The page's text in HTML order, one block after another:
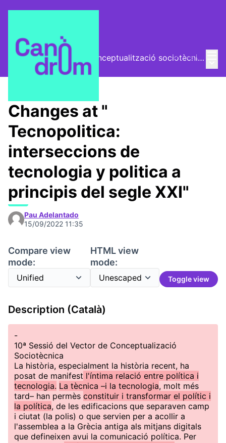
Log inEl Vector (vector de conceptualització sociotècnica)
Trobades
Changes at "
Tecnopolitica:
interseccions de
tecnologia y politica a
principis del segle XXI"
Pau Adelantado
15/09/2022 11:35
Compare view
mode:
HTML view
mode:
Toggle view
Description (Català)
-
10ª Sessió del Vector de Conceptualizació
Sociotècnica
La història, especialment la història recent, ha
posat de manifest l'íntima relació entre política i
tecnologia. La tècnica –i la tecnologia, molt més
tard– han permès constituir i transformar el polític i
la política, de les edificacions que separaven camp
i ciutat (la polis) o que servien per a acollir a
l'assemblea a la Grècia antiga als mitjans digitals
que defineixen avui la comunicació política. Per